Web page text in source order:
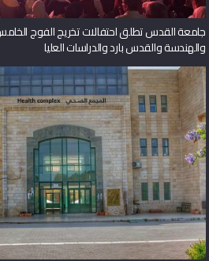
جامعة القدس تطلق احتفالات تخريج الفوج
والهندسة والقدس بارد والدراسات العليا